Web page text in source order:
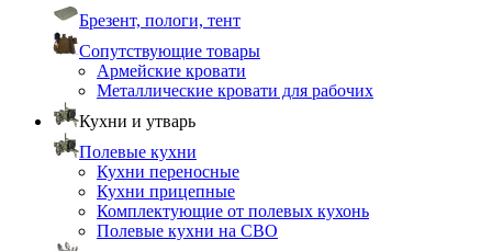
Брезент, пологи, тент
Сопутствующие товары
Армейские кровати
Металлические кровати для рабочих
Кухни и утварь
Полевые кухни
Кухни переносные
Кухни прицепные
Комплектующие от полевых кухонь
Полевые кухни на СВО